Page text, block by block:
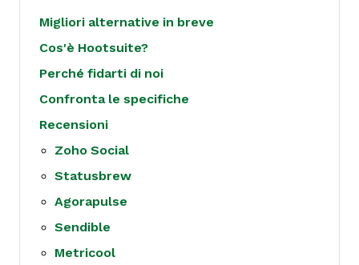
Migliori alternative in breve
Cos'è Hootsuite?
Perché fidarti di noi
Confronta le specifiche
Recensioni
Zoho Social
Statusbrew
Agorapulse
Sendible
Metricool